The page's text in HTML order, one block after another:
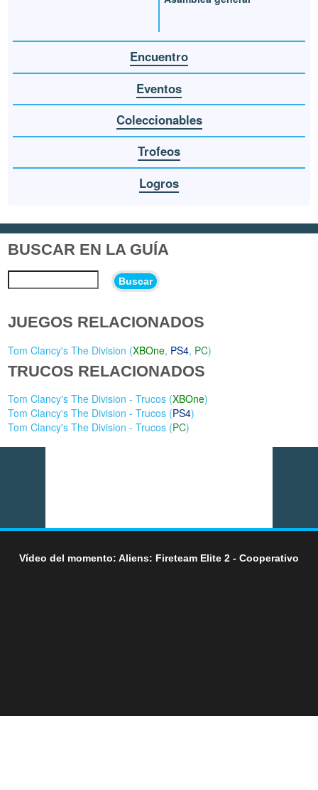
Encuentro
Eventos
Coleccionables
Trofeos
Logros
BUSCAR EN LA GUÍA
Buscar
JUEGOS RELACIONADOS
Tom Clancy's The Division (XBOne, PS4, PC)
TRUCOS RELACIONADOS
Tom Clancy's The Division - Trucos (XBOne)
Tom Clancy's The Division - Trucos (PS4)
Tom Clancy's The Division - Trucos (PC)
Vídeo del momento: Aliens: Fireteam Elite 2 - Cooperativo